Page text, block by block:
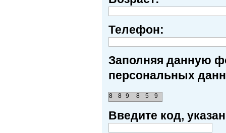
Телефон:
Заполняя данную
персональных
9
5
8
8
8 9
Введите код,